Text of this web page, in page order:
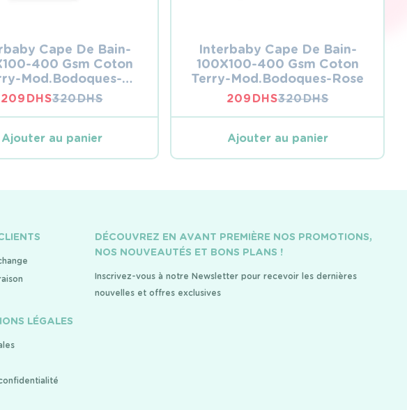
Cape De Bain-
400 Gsm Coton
Mod.Bodoques-
Blanc/Bleu
320DHS
LE
PRIX
INITIAL
ÉTAIT :
320 DHS.
209 DHSLE
PRIX
ACTUEL
EST :
209 DHS.
Ajouter au panier
Interbaby Cape De Bain-
100X100-400 Gsm Coton
Terry-Mod.Bodoques-Rose
320DHS
LE
PRIX
INITIAL
ÉTAIT :
320 DHS.
209 DHSLE
PRIX
ACTUEL
EST :
209 DHS.
Ajouter au panier
LÉGALES
DÉCOUVREZ EN AVANT PREMIÈRE NOS PROMOTIONS,
NOS NOUVEAUTÉS ET BONS PLANS !
Inscrivez-vous à notre Newsletter pour recevoir les dernières
nouvelles et offres exclusives